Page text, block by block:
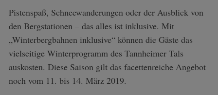
Pistenspaß, Schneewanderungen oder der Ausblick von
den Bergstationen – das alles ist inklusive. Mit
„Winterbergbahnen inklusive“ können die Gäste das
vielseitige Winterprogramm des Tannheimer Tals
auskosten. Diese Saison gilt das facettenreiche Angebot
noch vom 11. bis 14. März 2019.